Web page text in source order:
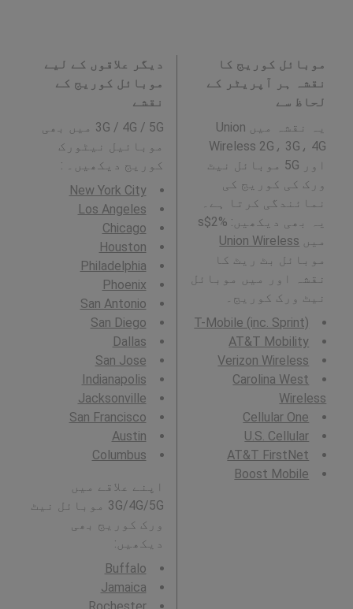
موبائل کوریج کا
نقشہ ہر آپریٹر کے
لحاظ سے
یہ نقشہ میں Union
Wireless 2G، 3G، 4G
اور 5G موبائل نیٹ
ورک کی کوریج کی
نمائندگی کرتا ہے۔
یہ بھی دیکھیں: %2$s
میں Union Wireless
موبائل بٹ ریٹ کا
نقشہ اور میں موبائل
نیٹ ورک کوریج۔
T-Mobile (inc. Sprint)
AT&T Mobility
Verizon Wireless
Carolina West
Wireless
Cellular One
U.S. Cellular
AT&T FirstNet
Boost Mobile
دیگر علاقوں کے لیے
موبائل کوریج کے
نقشے
3G / 4G / 5G میں بھی
موبائیل نیٹورک
کوریج دیکھیں۔ :
New York City
Los Angeles
Chicago
Houston
Philadelphia
Phoenix
San Antonio
San Diego
Dallas
San Jose
Indianapolis
Jacksonville
San Francisco
Austin
Columbus
اپنے علاقے میں
3G/4G/5G موبائل نیٹ
ورک کوریج بھی
دیکھیں:
Buffalo
Jamaica
Rochester